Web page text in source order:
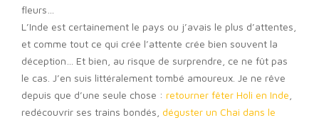
fleurs…
L’Inde est certainement le pays ou j’avais le plus d’attentes,
et comme tout ce qui crée l’attente crée bien souvent la
déception… Et bien, au risque de surprendre, ce ne fût pas
le cas. J’en suis littéralement tombé amoureux. Je ne rêve
depuis que d’une seule chose : retourner fêter Holi en Inde
redécouvrir ses trains bondés, déguster un Chai dans le